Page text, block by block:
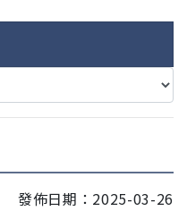
發佈日期：2025-03-26